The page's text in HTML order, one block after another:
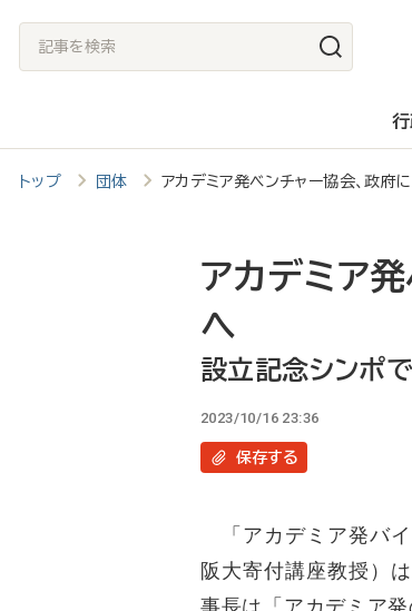
記
事
検
索
行
トップ 団体 アカデミア発ベンチャー協会、政
アカデミア
へ
設立記念シンポ
2023/10/16 23:36
保存する
「アカデミア発バ
阪大寄付講座教授）
事長は「アカデミア